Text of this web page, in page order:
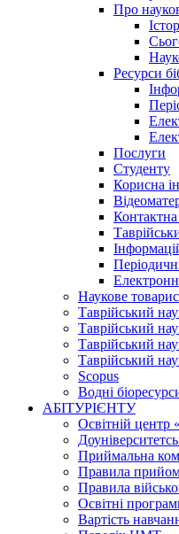
Про
Ресурси
Послуги
Студенту
Корисна
Наукове
Таврійський
Таврійський
Таврійський
Таврійський
Scopus
Водні
АБІТУРІЄНТУ
Освітній центр
Приймальна
Правила
Правила
Освітні
Вартість